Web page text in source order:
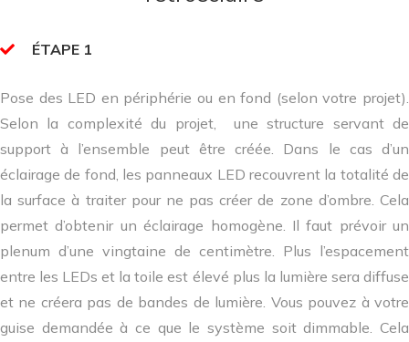
ÉTAPE 1
Pose des LED en périphérie ou en fond (selon votre projet).
Selon la complexité du projet, une structure servant de
support à l’ensemble peut être créée. Dans le cas d’un
éclairage de fond, les panneaux LED recouvrent la totalité de
la surface à traiter pour ne pas créer de zone d’ombre. Cela
permet d’obtenir un éclairage homogène. Il faut prévoir un
plenum d’une vingtaine de centimètre. Plus l’espacement
entre les LEDs et la toile est élevé plus la lumière sera diffuse
et ne créera pas de bandes de lumière. Vous pouvez à votre
guise demandée à ce que le système soit dimmable. Cela